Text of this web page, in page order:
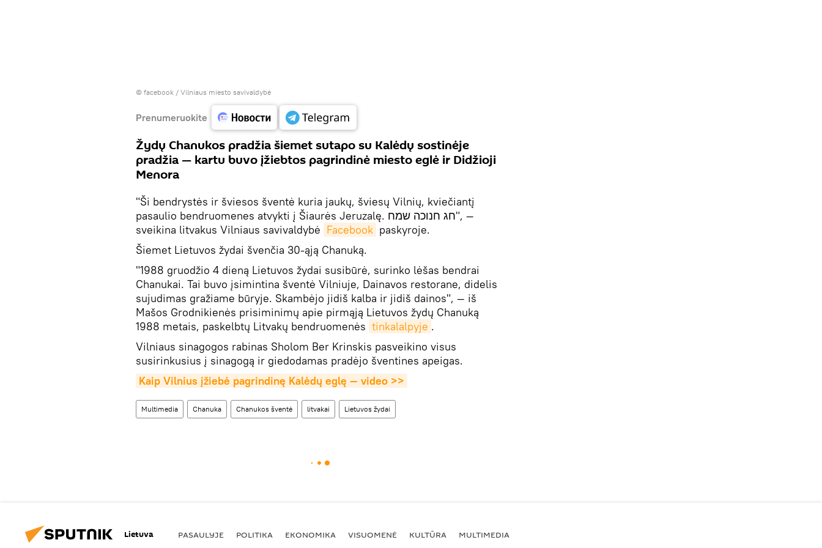
© facebook / Vilniaus miesto savivaldybė
Prenumeruokite
Žydų Chanukos pradžia šiemet sutapo su Kalėdų sostinėje
pradžia — kartu buvo įžiebtos pagrindinė miesto eglė ir Didžioji
Menora
"Ši bendrystės ir šviesos šventė kuria jaukų, šviesų Vilnių, kviečiantį
pasaulio bendruomenes atvykti į Šiaurės Jeruzalę. חג חנוכה שמח", —
sveikina litvakus Vilniaus savivaldybė Facebook paskyroje.
Šiemet Lietuvos žydai švenčia 30-ąją Chanuką.
"1988 gruodžio 4 dieną Lietuvos žydai susibūrė, surinko lėšas bendrai
Chanukai. Tai buvo įsimintina šventė Vilniuje, Dainavos restorane, didelis
sujudimas gražiame būryje. Skambėjo jidiš kalba ir jidiš dainos", — iš
Mašos Grodnikienės prisiminimų apie pirmąją Lietuvos žydų Chanuką
1988 metais, paskelbtų Litvakų bendruomenės tinkalalpyje .
Vilniaus sinagogos rabinas Sholom Ber Krinskis pasveikino visus
susirinkusius į sinagogą ir giedodamas pradėjo šventines apeigas.
Kaip Vilnius įžiebė pagrindinę Kalėdų eglę — video >>
Multimedia Chanuka Chanukos šventė litvakai Lietuvos žydai
Lietuva PASAULYJE POLITIKA EKONOMIKA VISUOMENĖ KULTŪRA MULTIMEDIA